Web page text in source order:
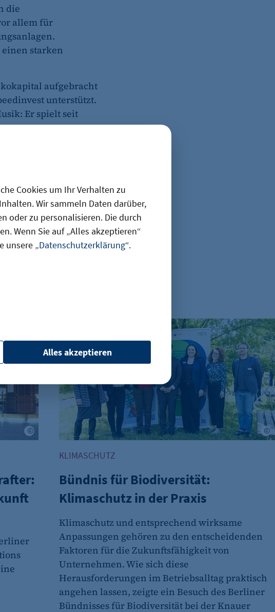
Cookies um Ihr Verhalten zu
Wir sammeln Daten darüber,
oder zu personalisieren. Die durch
Wenn Sie auf „Alles akzeptieren“
unsere „Datenschutzerklärung“.
Besuchers, wenn auf der Seite des
Wird auch für ein eventuelles Opt-
Sessions (z. B. bei Login, Umfrage
verwendet.
Alles akzeptieren
die
allem für
starken
aufgebracht
unterstützt.
Er spielt seit
Green City Solutions
Bündnis für Biodiversität: Klimaschutz in der Praxis
KLIMASCHUTZ
Bündnis für Biodiversität:
Klimaschutz in der Praxis
Klimaschutz und entsprechend wirksame
Anpassungen gehören zu den entscheidenden
Faktoren für die Zukunftsfähigkeit von
Unternehmen. Wie sich diese
Herausforderungen im Betriebsalltag praktisch
angehen lassen, zeigte ein Besuch des Berliner
Bündnisses für Biodiversität bei der Knauer